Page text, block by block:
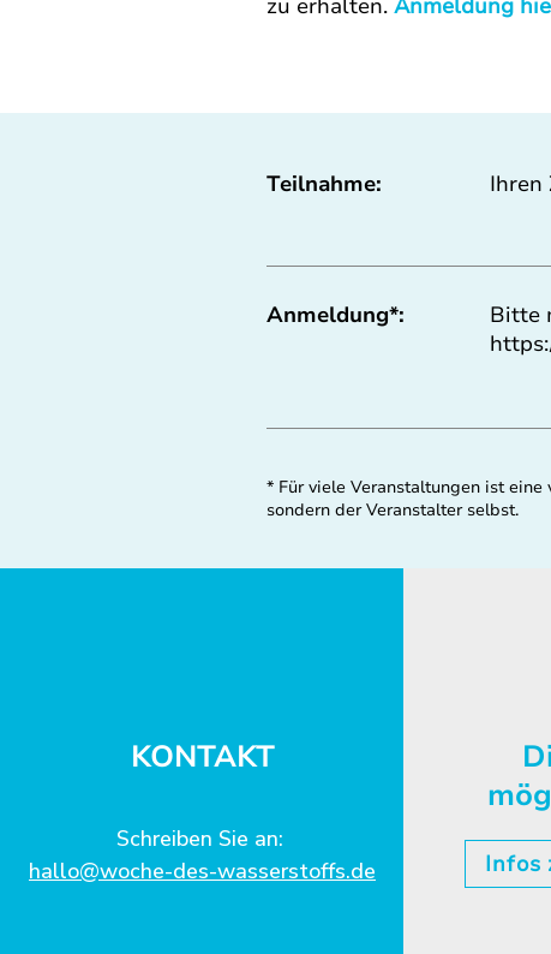
zu erhalten. Anmeldung
Teilnahme: Ihren
Anmeldung*:
Bitte
* Für viele Veranstaltungen ist eine
sondern der Veranstalter selbst.
KONTAKT
Schreiben Sie an:
hallo@woche-des-wasserstoffs.de
Infos